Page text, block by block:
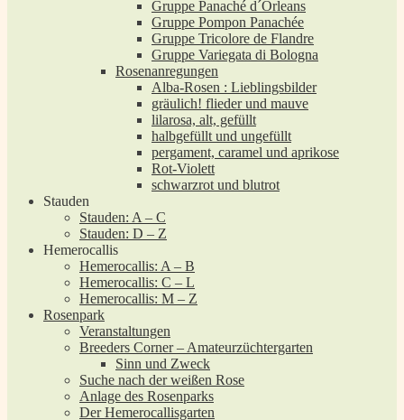
Gruppe Panaché d´Orleans
Gruppe Pompon Panachée
Gruppe Tricolore de Flandre
Gruppe Variegata di Bologna
Rosenanregungen
Alba-Rosen : Lieblingsbilder
gräulich! flieder und mauve
lilarosa, alt, gefüllt
halbgefüllt und ungefüllt
pergament, caramel und aprikose
Rot-Violett
schwarzrot und blutrot
Stauden
Stauden: A – C
Stauden: D – Z
Hemerocallis
Hemerocallis: A – B
Hemerocallis: C – L
Hemerocallis: M – Z
Rosenpark
Veranstaltungen
Breeders Corner – Amateurzüchtergarten
Sinn und Zweck
Suche nach der weißen Rose
Anlage des Rosenparks
Der Hemerocallisgarten